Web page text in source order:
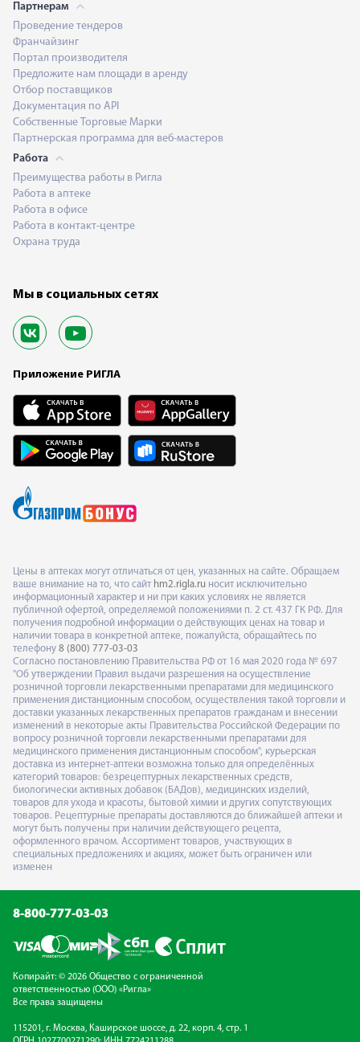
Партнерам
Проведение тендеров
Франчайзинг
Портал производителя
Предложите нам площади в аренду
Отбор поставщиков
Документация по API
Собственные Торговые Марки
Партнерская программа для веб-мастеров
Работа
Преимущества работы в Ригла
Работа в аптеке
Работа в офисе
Работа в контакт-центре
Охрана труда
Мы в социальных сетях
Приложение РИГЛА
Цены в аптеках могут отличаться от цен, указанных на сайте. Обращаем
ваше внимание на то, что сайт hm2.rigla.ru носит исключительно
информационный характер и ни при каких условиях не является
публичной офертой, определяемой положениями п. 2 ст. 437 ГК РФ. Для
получения подробной информации о действующих ценах на товар и
наличии товара в конкретной аптеке, пожалуйста, обращайтесь по
телефону 8 (800) 777-03-03
Согласно постановлению Правительства РФ от 16 мая 2020 года № 697
"Об утверждении Правил выдачи разрешения на осуществление
розничной торговли лекарственными препаратами для медицинского
применения дистанционным способом, осуществления такой торговли и
доставки указанных лекарственных препаратов гражданам и внесении
изменений в некоторые акты Правительства Российской Федерации по
вопросу розничной торговли лекарственными препаратами для
медицинского применения дистанционным способом", курьерская
доставка из интернет-аптеки возможна только для определённых
категорий товаров: безрецептурных лекарственных средств,
биологически активных добавок (БАДов), медицинских изделий,
товаров для ухода и красоты, бытовой химии и других сопутствующих
товаров. Рецептурные препараты доставляются до ближайшей аптеки и
могут быть получены при наличии действующего рецепта,
оформленного врачом. Ассортимент товаров, участвующих в
специальных предложениях и акциях, может быть ограничен или
изменен
8-800-777-03-03
Копирайт: © 2026 Общество с ограниченной
ответственностью (ООО) «Ригла»
Все права защищены
115201, г. Москва, Каширское шоссе, д. 22, корп. 4, стр. 1